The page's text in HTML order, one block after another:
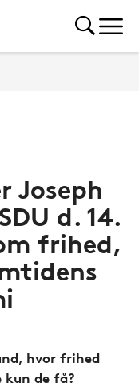
Joseph
d. 14.
frihed,
hvor frihed
kun de få?